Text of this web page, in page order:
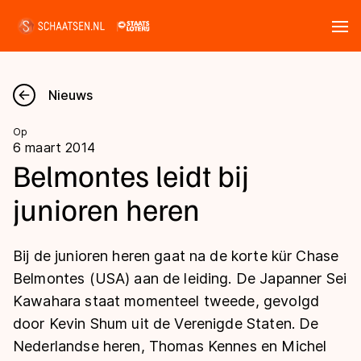
Nieuws
Kalender
Disciplines
Langebaan
Shorttrack
Inlineskaten
Uitslagen
Langebaan
Shorttrack
Marathon
Tijden & historie
Ranglijsten Langebaan
Nieuws
Op
6 maart 2014
Belmontes leidt bij
junioren heren
Bij de junioren heren gaat na de korte kür Chase
Belmontes (USA) aan de leiding. De Japanner Sei
Kawahara staat momenteel tweede, gevolgd
door Kevin Shum uit de Verenigde Staten. De
Nederlandse heren, Thomas Kennes en Michel